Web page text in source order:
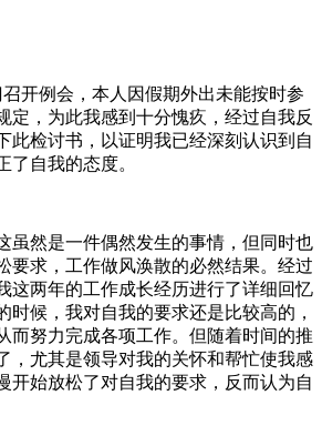
开例会，本人因假期外出未能按时参
定，为此我感到十分愧疚，经过自我反
此检讨书，以证明我已经深刻认识到自
了自我的态度。
虽然是一件偶然发生的事情，但同时也
要求，工作做风涣散的必然结果。经过
这两年的工作成长经历进行了详细回忆
时候，我对自我的要求还是比较高的，
而努力完成各项工作。但随着时间的推
，尤其是领导对我的关怀和帮忙使我感
开始放松了对自我的要求，反而认为自